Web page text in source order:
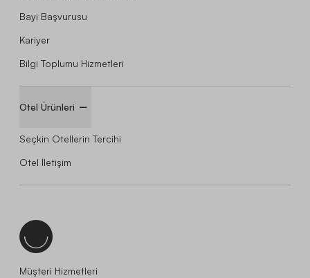
Bayi Başvurusu
Kariyer
Bilgi Toplumu Hizmetleri
Otel Ürünleri
Seçkin Otellerin Tercihi
Otel İletişim
Müşteri Hizmetleri